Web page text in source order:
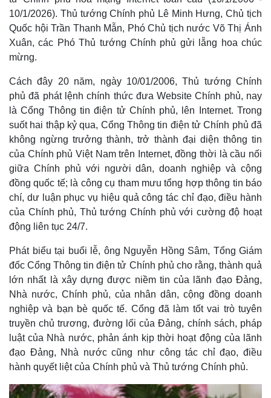
10/1/2026). Thủ tướng Chính phủ Lê Minh Hưng, Chủ tịch
Quốc hội Trần Thanh Mẫn, Phó Chủ tịch nước Võ Thị Ánh
Xuân, các Phó Thủ tướng Chính phủ gửi lẵng hoa chúc
mừng.
Cách đây 20 năm, ngày 10/01/2006, Thủ tướng Chính
phủ đã phát lệnh chính thức đưa Website Chính phủ, nay
là Cổng Thông tin điện tử Chính phủ, lên Internet. Trong
suốt hai thập kỷ qua, Cổng Thông tin điện tử Chính phủ đã
không ngừng trưởng thành, trở thành đại diện thông tin
của Chính phủ Việt Nam trên Internet, đồng thời là cầu nối
giữa Chính phủ với người dân, doanh nghiệp và cộng
đồng quốc tế; là công cụ tham mưu tổng hợp thông tin báo
chí, dư luận phục vụ hiệu quả công tác chỉ đạo, điều hành
của Chính phủ, Thủ tướng Chính phủ với cường độ hoạt
động liên tục 24/7.
Phát biểu tại buổi lễ, ông Nguyễn Hồng Sâm, Tổng Giám
đốc Cổng Thông tin điện tử Chính phủ cho rằng, thành quả
lớn nhất là xây dựng được niềm tin của lãnh đạo Đảng,
Nhà nước, Chính phủ, của nhân dân, cộng đồng doanh
nghiệp và bạn bè quốc tế. Cổng đã làm tốt vai trò tuyên
truyền chủ trương, đường lối của Đảng, chính sách, pháp
luật của Nhà nước, phản ánh kịp thời hoạt động của lãnh
đạo Đảng, Nhà nước cũng như công tác chỉ đạo, điều
hành quyết liệt của Chính phủ và Thủ tướng Chính phủ.